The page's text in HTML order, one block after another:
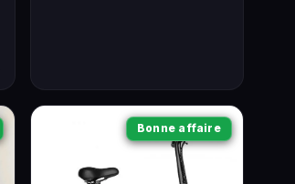
Bonne affaire